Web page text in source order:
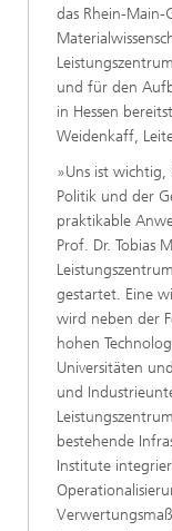
das Rhein-
und für den
in Hessen
Weidenkaff,
»Uns ist wichtig,
Politik und der
praktikable
Prof. Dr. Tobias
gestartet. Eine
wird neben der
hohen
Universitäten
und
bestehende
Institute